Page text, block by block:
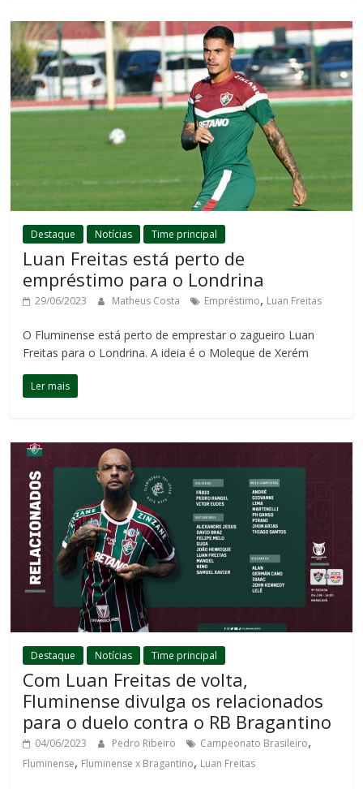
Destaque Notícias Time principal
Luan Freitas está perto de
empréstimo para o Londrina
29/06/2023 Matheus Costa Empréstimo, Luan Freitas
O Fluminense está perto de emprestar o zagueiro Luan
Freitas para o Londrina. A ideia é o Moleque de Xerém
Ler mais
Destaque Notícias Time principal
Com Luan Freitas de volta,
Fluminense divulga os relacionados
para o duelo contra o RB Bragantino
04/06/2023 Pedro Ribeiro Campeonato Brasileiro,
Fluminense, Fluminense x Bragantino, Luan Freitas